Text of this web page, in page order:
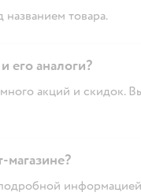
товара.
его аналоги?
акций и скидок.
магазине?